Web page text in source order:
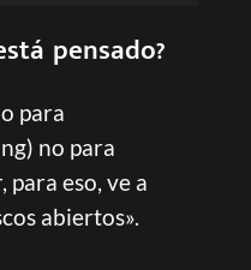
pensado?
para
no para
eso, ve a
abiertos».